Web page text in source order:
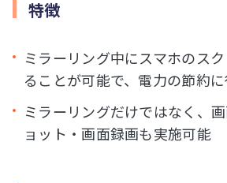
特徴
ミラーリング中にスマホのス
ることが可能で、電力の節約に
ミラーリングだけではなく、
ョット・画面録画も実施可能